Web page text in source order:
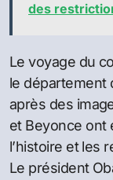
des
Le voyage du
le département
après des
et Beyonce ont
l’histoire et les
Le président